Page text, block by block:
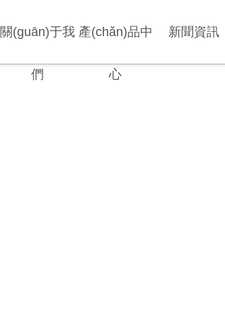
關(guān)于我
們
產(chǎn)品中
心
新聞資訊